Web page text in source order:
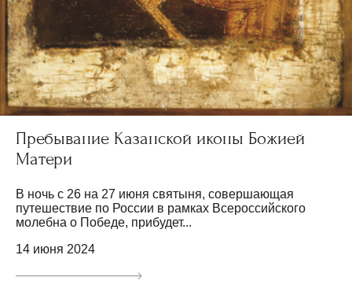
Пребывание Казанской иконы Божией
Матери
В ночь с 26 на 27 июня святыня, совершающая
путешествие по России в рамках Всероссийского
молебна о Победе, прибудет...
14 июня 2024